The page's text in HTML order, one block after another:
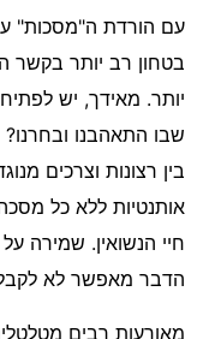
עם הורדת ה"מסכות"
בטחון רב יותר בקשר
יותר. מאידך, יש
שבו התאהבנו
בין רצונות וצרכים
אותנטיות ללא כל
חיי הנשואין. שמירה על
הדבר מאפשר לא לקבל
מאורעות רבים